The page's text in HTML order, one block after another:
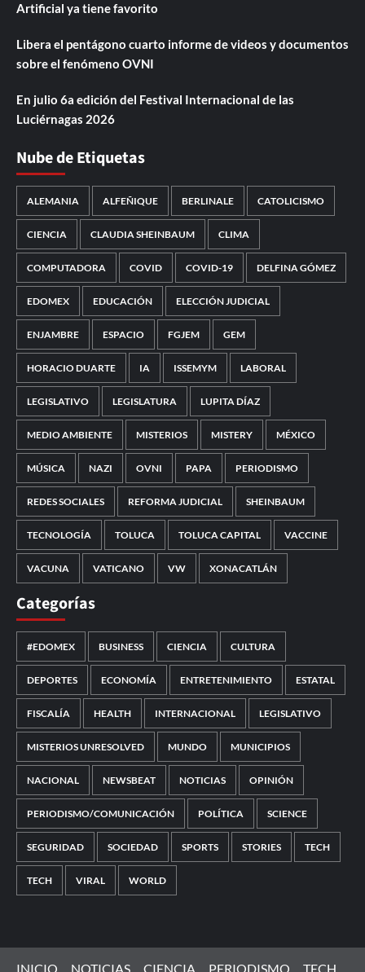
Artificial ya tiene favorito
Libera el pentágono cuarto informe de videos y documentos
sobre el fenómeno OVNI
En julio 6a edición del Festival Internacional de las
Luciérnagas 2026
Nube de Etiquetas
ALEMANIA ALFEÑIQUE BERLINALE CATOLICISMO
CIENCIA CLAUDIA SHEINBAUM CLIMA
COMPUTADORA COVID COVID-19 DELFINA GÓMEZ
EDOMEX EDUCACIÓN ELECCIÓN JUDICIAL
ENJAMBRE ESPACIO FGJEM GEM
HORACIO DUARTE IA ISSEMYM LABORAL
LEGISLATIVO LEGISLATURA LUPITA DÍAZ
MEDIO AMBIENTE MISTERIOS MISTERY MÉXICO
MÚSICA NAZI OVNI PAPA PERIODISMO
REDES SOCIALES REFORMA JUDICIAL SHEINBAUM
TECNOLOGÍA TOLUCA TOLUCA CAPITAL VACCINE
VACUNA VATICANO VW XONACATLÁN
Categorías
#EDOMEX BUSINESS CIENCIA CULTURA
DEPORTES ECONOMÍA ENTRETENIMIENTO ESTATAL
FISCALÍA HEALTH INTERNACIONAL LEGISLATIVO
MISTERIOS UNRESOLVED MUNDO MUNICIPIOS
NACIONAL NEWSBEAT NOTICIAS OPINIÓN
PERIODISMO/COMUNICACIÓN POLÍTICA SCIENCE
SEGURIDAD SOCIEDAD SPORTS STORIES TECH
TECH VIRAL WORLD
INICIO NOTICIAS CIENCIA PERIODISMO TECH